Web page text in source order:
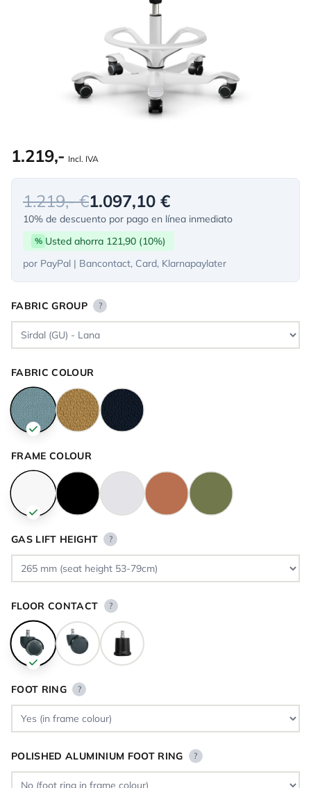
1.219,- Incl. IVA
1.219,- €1.097,10 €
10% de descuento por pago en línea inmediato
% Usted ahorra 121,90 (10%)
por PayPal | Bancontact, Card, Klarnapaylater
FABRIC GROUP ?
FABRIC COLOUR
FRAME COLOUR
GAS LIFT HEIGHT ?
FLOOR CONTACT ?
FOOT RING ?
POLISHED ALUMINIUM FOOT RING ?